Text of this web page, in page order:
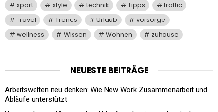
sport
style technik Tipps
traffic
Travel
Trends Urlaub
vorsorge
wellness
Wissen Wohnen zuhause
NEUESTE BEITRÄGE
Arbeitswelten neu denken: Wie New Work Zusammenarbeit und
Abläufe unterstützt